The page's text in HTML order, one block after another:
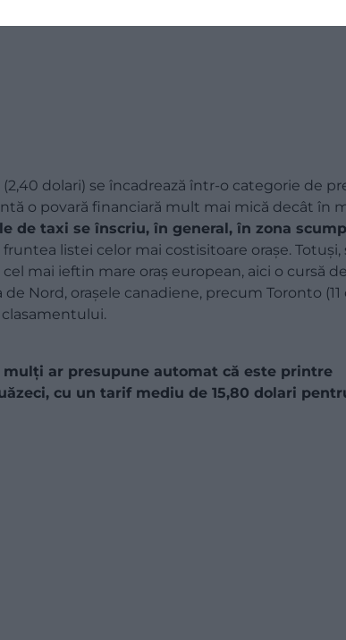
dolari) se încadrează într-o categorie de
o povară financiară mult mai mică decât în
de taxi se înscriu, în general, în zona
listei celor mai costisitoare orașe. Totuși,
mai ieftin mare oraș european, aici o cursă
Nord, orașele canadiene, precum Toronto (11
clasamentului.
mulți ar presupune automat că este printre
cu un tarif mediu de 15,80 dolari